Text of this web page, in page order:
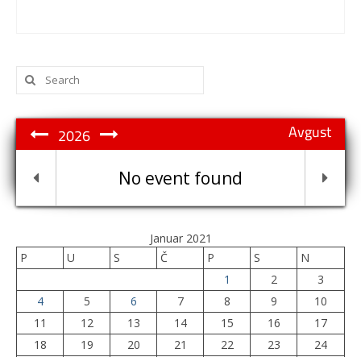
Search
for:
Avgust
2026
No event found
Januar 2021
P
U S Č P S
N
1
2
3
4
5 6 7 8 9
10
11
12 13 14 15 16
17
18
19 20 21 22 23
24